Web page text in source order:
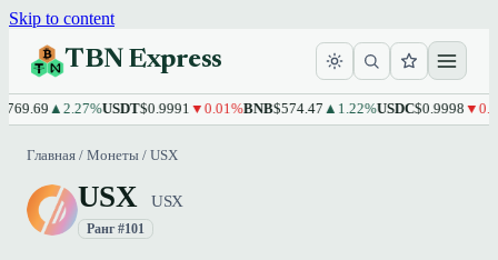
Skip to content
TBN Express
▲2.27%USDT$0.9991▼0.01%BNB$574.47▲1.22%USDC$0.9998
Главная / Монеты / USX
USX USX
Ранг #101